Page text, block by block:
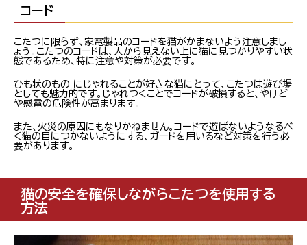
コード
こたつに限らず、家電製品のコードを猫がかまないよう注意しまし
ょう。こたつのコードは、人から見えない上に猫に見つかりやすい状
態であるため、特に注意や対策が必要です。
ひも状のもの にじゃれることが好きな猫にとって、こたつは遊び場
としても魅力的です。じゃれつくことでコードが破損すると、やけど
や感電の危険性が高まります。
また、火災の原因にもなりかねません。コードで遊ばないようなるべ
く猫の目につかないようにする、ガードを用いるなど対策を行う必
要があります。
猫の安全を確保しながらこたつを使用する
方法